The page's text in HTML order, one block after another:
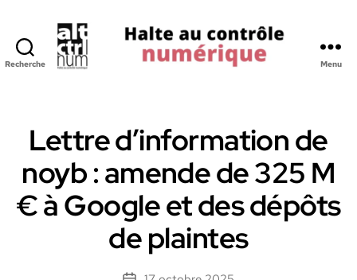
Recherche
Numerique
Menu
Lettre d’information de
noyb : amende de 325 M
€ à Google et des dépôts
de plaintes